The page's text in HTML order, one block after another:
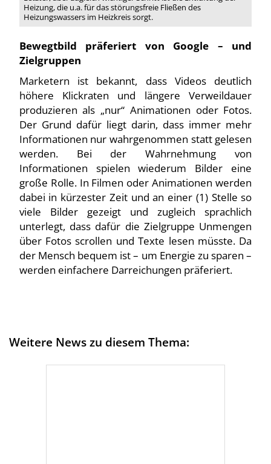
Heizung, die u.a. für das störungsfreie Fließen des
Heizungswassers im Heizkreis sorgt.
Bewegtbild präferiert von Google – und
Zielgruppen
Marketern ist bekannt, dass Videos deutlich
höhere Klickraten und längere Verweildauer
produzieren als „nur“ Animationen oder Fotos.
Der Grund dafür liegt darin, dass immer mehr
Informationen nur wahrgenommen statt gelesen
werden. Bei der Wahrnehmung von
Informationen spielen wiederum Bilder eine
große Rolle. In Filmen oder Animationen werden
dabei in kürzester Zeit und an einer (1) Stelle so
viele Bilder gezeigt und zugleich sprachlich
unterlegt, dass dafür die Zielgruppe Unmengen
über Fotos scrollen und Texte lesen müsste. Da
der Mensch bequem ist – um Energie zu sparen –
werden einfachere Darreichungen präferiert.
Weitere News zu diesem Thema: